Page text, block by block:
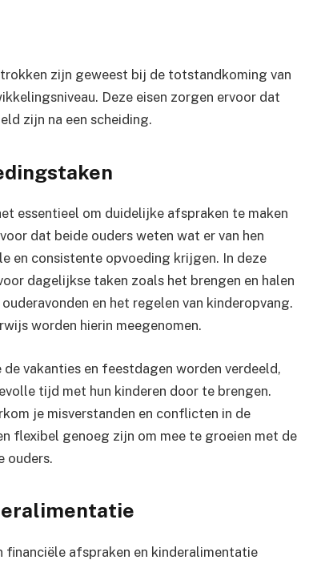
zijn geweest bij de totstandkoming van
Deze eisen zorgen ervoor dat
zijn na een scheiding.
essentieel om duidelijke afspraken te maken
dat beide ouders weten wat er van hen
en consistente opvoeding krijgen. In deze
dagelijkse taken zoals het brengen en halen
en het regelen van kinderopvang.
worden hierin meegenomen.
vakanties en feestdagen worden verdeeld,
tijd met hun kinderen door te brengen.
je misverstanden en conflicten in de
flexibel genoeg zijn om mee te groeien met de
ouders.
financiële afspraken en kinderalimentatie